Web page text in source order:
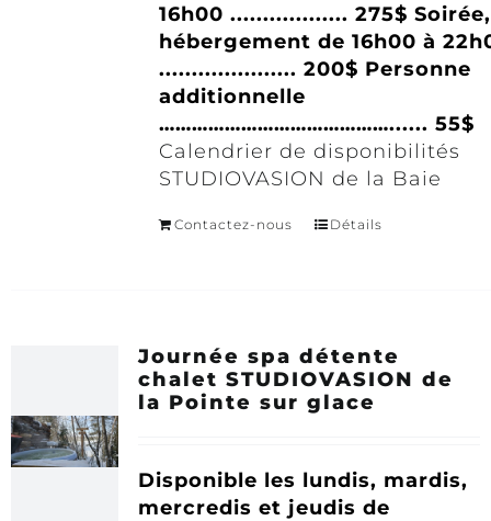
16h00 .................. 275$ Soirée,
hébergement de 16h00 à
..................... 200$ Personne
additionnelle
……………………………………...... 55$
Calendrier de disponibilités
STUDIOVASION de la Baie
Contactez-nous Détails
Journée spa détente
chalet STUDIOVASION de
la Pointe sur glace
Disponible les lundis, mardis,
mercredis et jeudis de